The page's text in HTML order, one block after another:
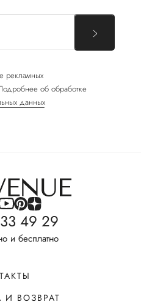
рекламных
об обработке
данных
49 29
и бесплатно
И ВОЗВРАТ